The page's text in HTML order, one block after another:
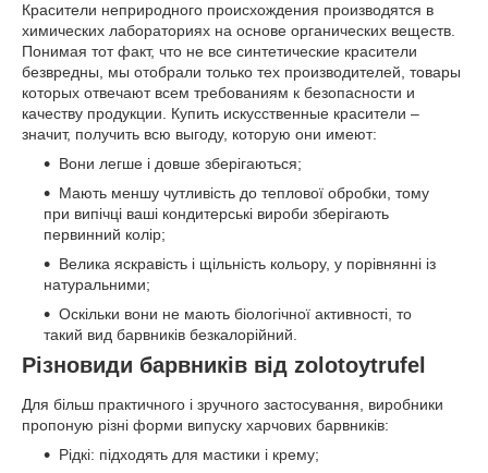
Красители неприродного происхождения производятся в
химических лабораториях на основе органических веществ.
Понимая тот факт, что не все синтетические красители
безвредны, мы отобрали только тех производителей, товары
которых отвечают всем требованиям к безопасности и
качеству продукции. Купить искусственные красители –
значит, получить всю выгоду, которую они имеют:
Вони легше і довше зберігаються;
Мають меншу чутливість до теплової обробки, тому
при випічці ваші кондитерські вироби зберігають
первинний колір;
Велика яскравість і щільність кольору, у порівнянні із
натуральними;
Оскільки вони не мають біологічної активності, то
такий вид барвників безкалорійний.
Різновиди барвників від zolotoytrufel
Для більш практичного і зручного застосування, виробники
пропоную різні форми випуску харчових барвників:
Рідкі: підходять для мастики і крему;